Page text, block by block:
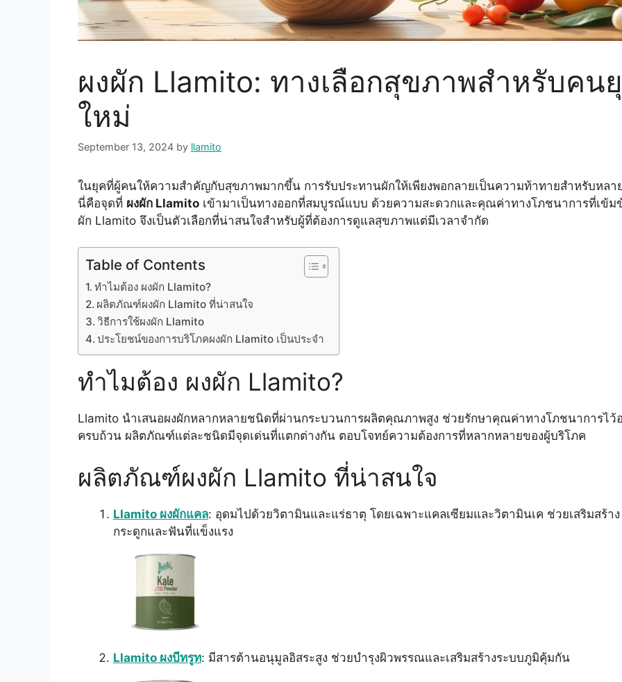
ผงผัก Llamito: ทางเลือกสุขภาพสำหรับคน
ใหม่
September 13, 2024 by llamito
ในยุคที่ผู้คนให้ความสำคัญกับสุขภาพมากขึ้น การรับประทานผักให้เพียงพอกลายเป็นความท้าทายสำหรับหลา
นี่คือจุดที่ ผงผัก Llamito เข้ามาเป็นทางออกที่สมบูรณ์แบบ ด้วยความสะดวกและคุณค่าทางโภชนาการที่เข้ม
ผัก Llamito จึงเป็นตัวเลือกที่น่าสนใจสำหรับผู้ที่ต้องการดูแลสุขภาพแต่มีเวลาจำกัด
Table of Contents
ทำไมต้อง ผงผัก Llamito?
ผลิตภัณฑ์ผงผัก Llamito ที่น่าสนใจ
วิธีการใช้ผงผัก Llamito
ประโยชน์ของการบริโภคผงผัก Llamito เป็นประจำ
ทำไมต้อง ผงผัก Llamito?
Llamito นำเสนอผงผักหลากหลายชนิดที่ผ่านกระบวนการผลิตคุณภาพสูง ช่วยรักษาคุณค่าทางโภชนาการไว้
ครบถ้วน ผลิตภัณฑ์แต่ละชนิดมีจุดเด่นที่แตกต่างกัน ตอบโจทย์ความต้องการที่หลากหลายของผู้บริโภค
ผลิตภัณฑ์ผงผัก Llamito ที่น่าสนใจ
Llamito ผงผักแคล: อุดมไปด้วยวิตามินและแร่ธาตุ โดยเฉพาะแคลเซียมและวิตามินเค ช่วยเสริมสร้าง
กระดูกและฟันที่แข็งแรง
Llamito ผงบีทรูท: มีสารต้านอนุมูลอิสระสูง ช่วยบำรุงผิวพรรณและเสริมสร้างระบบภูมิคุ้มกัน